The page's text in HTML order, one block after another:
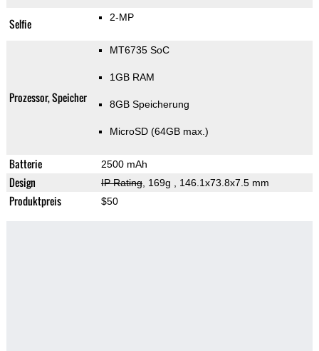
Selfie 2-MP
Prozessor, Speicher
MT6735 SoC
1GB RAM
8GB Speicherung
MicroSD (64GB max.)
Batterie 2500 mAh
Design IP Rating, 169g , 146.1x73.8x7.5 mm
Produktpreis $50